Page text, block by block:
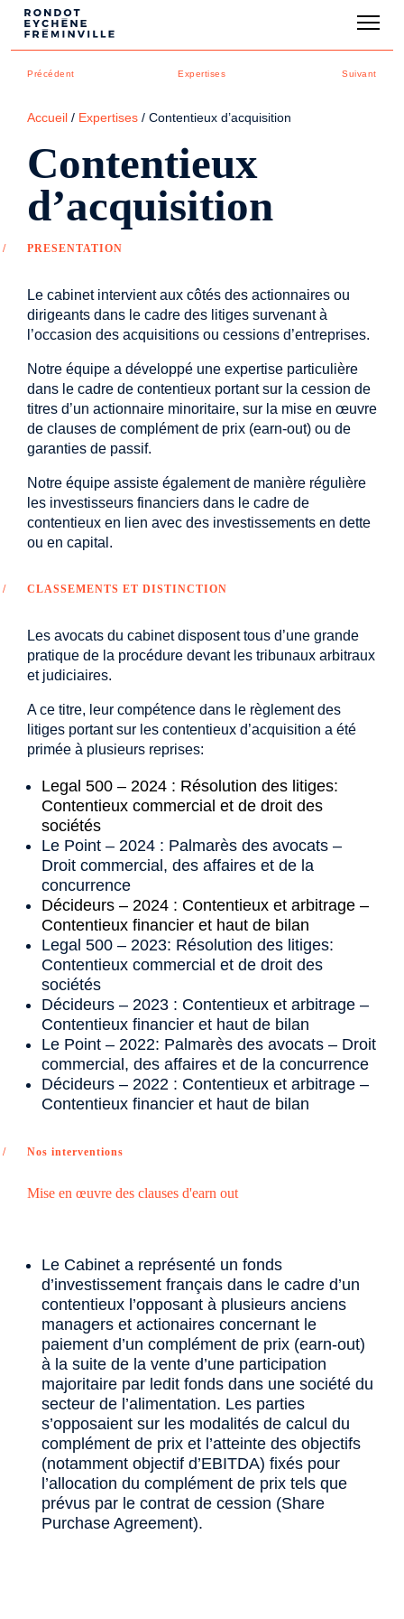
Précédent Expertises Suivant
Accueil / Expertises / Contentieux d’acquisition
Contentieux
d’acquisition
PRESENTATION
Le cabinet intervient aux côtés des actionnaires ou
dirigeants dans le cadre des litiges survenant à
l’occasion des acquisitions ou cessions d’entreprises.
Notre équipe a développé une expertise particulière
dans le cadre de contentieux portant sur la cession de
titres d’un actionnaire minoritaire, sur la mise en œuvre
de clauses de complément de prix (earn-out) ou de
garanties de passif.
Notre équipe assiste également de manière régulière
les investisseurs financiers dans le cadre de
contentieux en lien avec des investissements en dette
ou en capital.
CLASSEMENTS ET DISTINCTION
Les avocats du cabinet disposent tous d’une grande
pratique de la procédure devant les tribunaux arbitraux
et judiciaires.
A ce titre, leur compétence dans le règlement des
litiges portant sur les contentieux d’acquisition a été
primée à plusieurs reprises:
Legal 500 – 2024 : Résolution des litiges:
Contentieux commercial et de droit des
sociétés
Le Point – 2024 : Palmarès des avocats –
Droit commercial, des affaires et de la
concurrence
Décideurs – 2024 : Contentieux et arbitrage –
Contentieux financier et haut de bilan
Legal 500 – 2023: Résolution des litiges:
Contentieux commercial et de droit des
sociétés
Décideurs – 2023 : Contentieux et arbitrage –
Contentieux financier et haut de bilan
Le Point – 2022: Palmarès des avocats – Droit
commercial, des affaires et de la concurrence
Décideurs – 2022 : Contentieux et arbitrage –
Contentieux financier et haut de bilan
Nos interventions
Mise en œuvre des clauses d'earn out
Le Cabinet a représenté un fonds
d’investissement français dans le cadre d’un
contentieux l’opposant à plusieurs anciens
managers et actionaires concernant le
paiement d’un complément de prix (earn-out)
à la suite de la vente d’une participation
majoritaire par ledit fonds dans une société du
secteur de l’alimentation. Les parties
s’opposaient sur les modalités de calcul du
complément de prix et l’atteinte des objectifs
(notamment objectif d’EBITDA) fixés pour
l’allocation du complément de prix tels que
prévus par le contrat de cession (Share
Purchase Agreement).